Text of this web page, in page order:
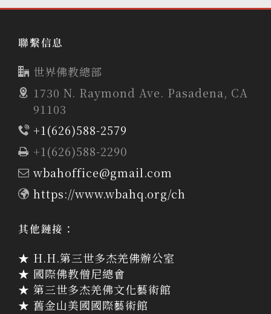
聯繫信息
世界佛教總部
1730 N. Raymond Ave. Pasadena, CA
91103
+1(626)588-2579
+1(626)588-2290
wbahoffice@gmail.com
https://www.wbahq.org/ch
其他鏈接：
★ H.H.第三世多杰羌佛辦公室
★ 國際佛教僧尼總會
★ 第三世多杰羌佛文化藝術館
★ 舊金山美國國際藝術館